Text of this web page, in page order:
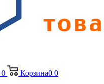
0 Корзина0 0